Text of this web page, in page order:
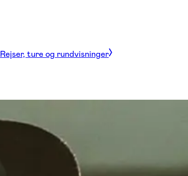
Rejser, ture og rundvisninger